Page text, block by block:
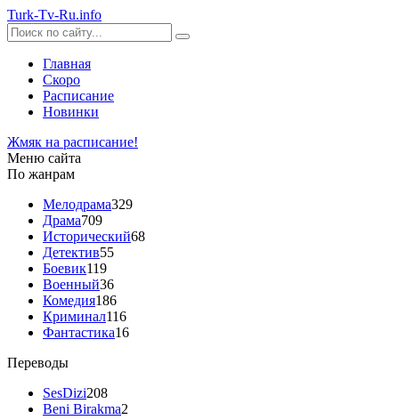
Turk-Tv-Ru.info
Главная
Скоро
Расписание
Новинки
Жмяк на расписание!
Меню сайта
По жанрам
Мелодрама329
Драма709
Исторический68
Детектив55
Боевик119
Военный36
Комедия186
Криминал116
Фантастика16
Переводы
SesDizi208
Beni Birakma2